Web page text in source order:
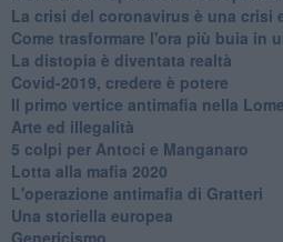
La crisi del coronavirus è una crisi
Come trasformare l'ora più buia in
​La distopia è diventata realtà
Covid-2019, credere è potere
Il primo vertice antimafia nella
Arte ed illegalità
​5 colpi per Antoci e Manganaro
Lotta alla mafia 2020
L'operazione antimafia di Gratteri
Una storiella europea
Genericismo